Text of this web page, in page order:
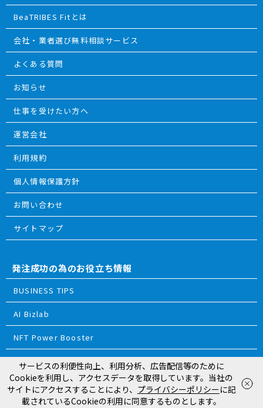
WEBから相談 お電話で相談
平日10:00〜18:00
BeaTRIBES Fitとは
会社・業者選び無料相談サービス
よくある質問
お知らせ
仕事を受けたい方へ
運営会社
利用規約
個人情報保護方針
お問い合わせ
サイトマップ
発注成功の為のお役立ち情報
BUSINESS TIPS
AI Bizlab
NFT Power Booster
© 2018 ReTRIBES Inc.
サービスの利便性向上、利用分析、広告配信等のために
Cookieを利用し、アクセスデータを取得しています。当社の
サイトにアクセスすることにより、 プライバシーポリシーに記
載されているCookieの利用に同意するものとします。